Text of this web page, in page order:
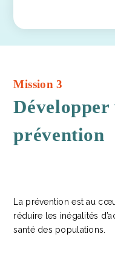
Mission 3
Développer
prévention
La prévention est au
réduire les inégalités
santé des populations.